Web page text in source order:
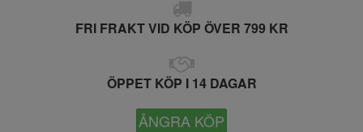
FRI FRAKT VID KÖP ÖVER 799 KR
ÖPPET KÖP I 14 DAGAR
ÅNGRA KÖP